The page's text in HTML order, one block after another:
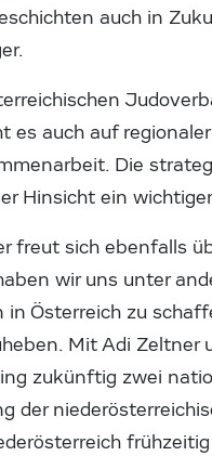
auch in
es auch auf
Die
Hinsicht ein
freut sich ebenfalls
wir uns unter
Österreich zu
Mit Adi
zukünftig zwei
der